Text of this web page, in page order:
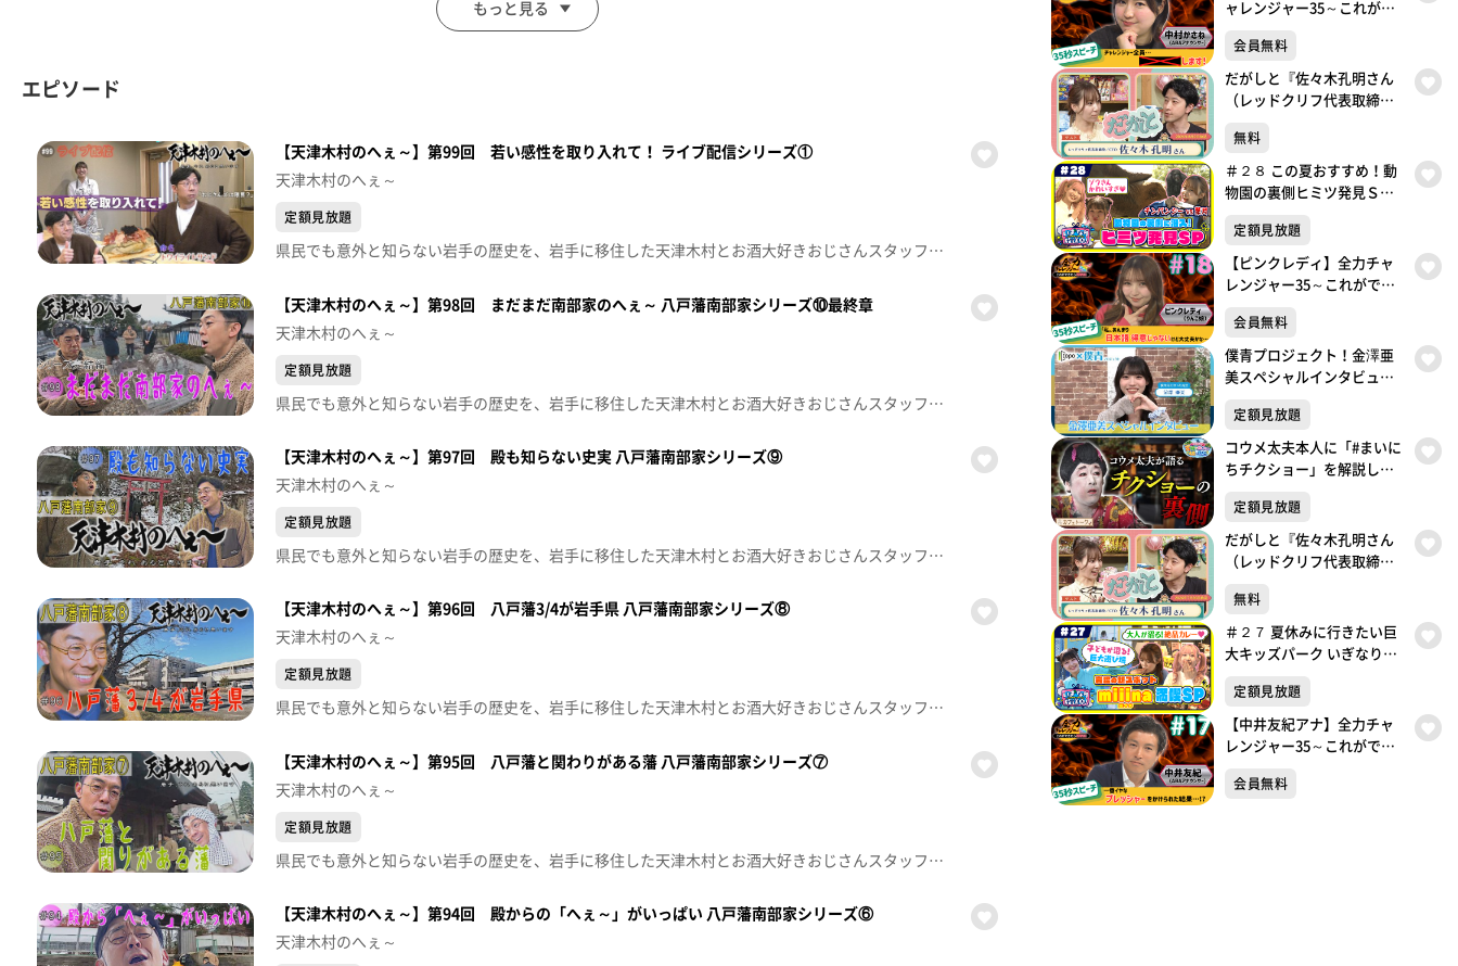
もっと見る
エピソード
【天津木村のへぇ～】第99回 若い感性を取り入れて！ ライブ配信シリーズ①
天津木村のへぇ～
定額見放題
県民でも意外と知らない岩手の歴史を、岩手に移住した天津木村とお酒大好きおじさんスタッフが掘り起こす人情紀行バラエティー！思わず「へぇ～」と言ってしまうこと「あると思います！」※この動画は2024年6月07日に放送した番組をtopo用に再編集したものです。「天津木村のへぇ～ 岩手、それあると思います」毎週金曜日 深夜０時１５分～ 絶賛放送中！！
【天津木村のへぇ～】第98回 まだまだ南部家のへぇ～ 八戸藩南部家シリーズ⑩最終章
天津木村のへぇ～
定額見放題
県民でも意外と知らない岩手の歴史を、岩手に移住した天津木村とお酒大好きおじさんスタッフが掘り起こす人情紀行バラエティー！思わず「へぇ～」と言ってしまうこと「あると思います！」※この動画は2024年5月31日に放送した番組をtopo用に再編集したものです。「天津木村のへぇ～ 岩手、それあると思います」毎週金曜日 深夜０時１５分～ 絶賛放送中！！
【天津木村のへぇ～】第97回 殿も知らない史実 八戸藩南部家シリーズ⑨
天津木村のへぇ～
定額見放題
県民でも意外と知らない岩手の歴史を、岩手に移住した天津木村とお酒大好きおじさんスタッフが掘り起こす人情紀行バラエティー！思わず「へぇ～」と言ってしまうこと「あると思います！」※この動画は2024年5月24日に放送した番組をtopo用に再編集したものです。「天津木村のへぇ～ 岩手、それあると思います」毎週金曜日 深夜０時１５分～ 絶賛放送中！！
【天津木村のへぇ～】第96回 八戸藩3/4が岩手県 八戸藩南部家シリーズ⑧
天津木村のへぇ～
定額見放題
県民でも意外と知らない岩手の歴史を、岩手に移住した天津木村とお酒大好きおじさんスタッフが掘り起こす人情紀行バラエティー！思わず「へぇ～」と言ってしまうこと「あると思います！」※この動画は2024年5月17日に放送した番組をtopo用に再編集したものです。「天津木村のへぇ～ 岩手、それあると思います」毎週金曜日 深夜０時１５分～ 絶賛放送中！！
【天津木村のへぇ～】第95回 八戸藩と関わりがある藩 八戸藩南部家シリーズ⑦
天津木村のへぇ～
定額見放題
県民でも意外と知らない岩手の歴史を、岩手に移住した天津木村とお酒大好きおじさんスタッフが掘り起こす人情紀行バラエティー！思わず「へぇ～」と言ってしまうこと「あると思います！」※この動画は2024年5月10日に放送した番組をtopo用に再編集したものです。「天津木村のへぇ～ 岩手、それあると思います」毎週金曜日 深夜０時１５分～ 絶賛放送中！！
【天津木村のへぇ～】第94回 殿からの「へぇ～」がいっぱい 八戸藩南部家シリーズ⑥
天津木村のへぇ～
ャレンジャー35～これがで
チチャレンジ
会員無料
だがしと『佐々木孔明さん
（レッドクリフ代表取締役
放送）
無料
＃２８ この夏おすすめ！動
物園の裏側ヒミツ発見ＳＰ
シーンあり】
定額見放題
【ピンクレディ】全力チャ
レンジャー35～これができ
チャレンジ
会員無料
僕青プロジェクト！金澤亜
美スペシャルインタビュ
定額見放題
コウメ太夫本人に「#まいに
ちチクショー」を解説して
#2定額見放題
だがしと『佐々木孔明さん
（レッドクリフ代表取締役
放送）
無料
＃２７ 夏休みに行きたい巨
大キッズパーク いぎなり放
り】
定額見放題
【中井友紀アナ】全力チャ
レンジャー35～これができ
チャレンジ
会員無料